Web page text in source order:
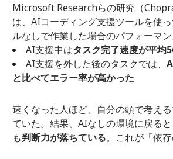
Microsoft Researchらの研究（
は、AIコーディング支援ツールを使
ルなしで作業した場合のパフォーマン
AI支援中はタスク完了速度が平均
AI支援を外した後のタスクでは、
と比べてエラー率が高かった
速くなった人ほど、自分の頭で考え
ていた。結果、AIなしの環境に戻る
も判断力が落ちている。これが「依存